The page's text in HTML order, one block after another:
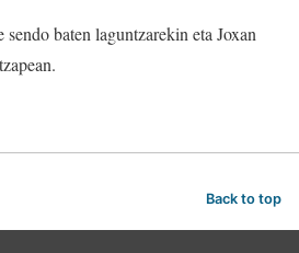
baten laguntzarekin eta Joxan
Back to top